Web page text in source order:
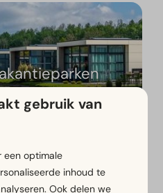
gebruik van
een optimale
inhoud te
Ook delen we